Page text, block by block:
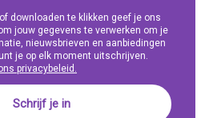
downloaden te klikken geef je ons
jouw gegevens te verwerken om je
nieuwsbrieven en aanbiedingen
je op elk moment uitschrijven.
privacybeleid.